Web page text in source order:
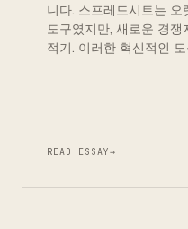
니다. 스프레드시트는
도구였지만, 새로운 경
적기. 이러한 혁신적인
READ ESSAY→